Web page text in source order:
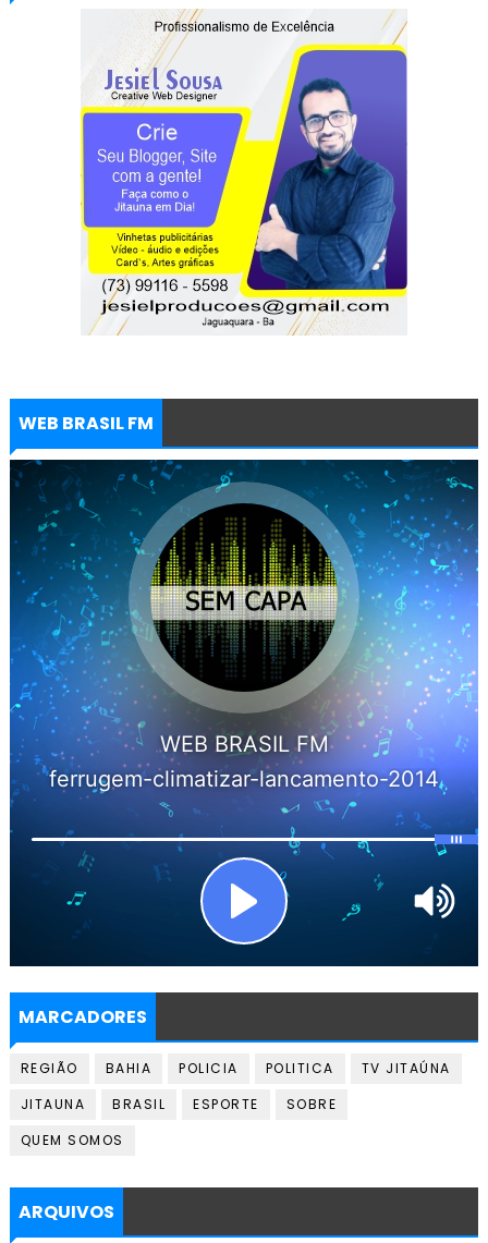
WEB BRASIL FM
MARCADORES
REGIÃO BAHIA POLICIA POLITICA
TV JITAÚNA
JITAUNA
BRASIL ESPORTE
SOBRE
QUEM SOMOS
ARQUIVOS